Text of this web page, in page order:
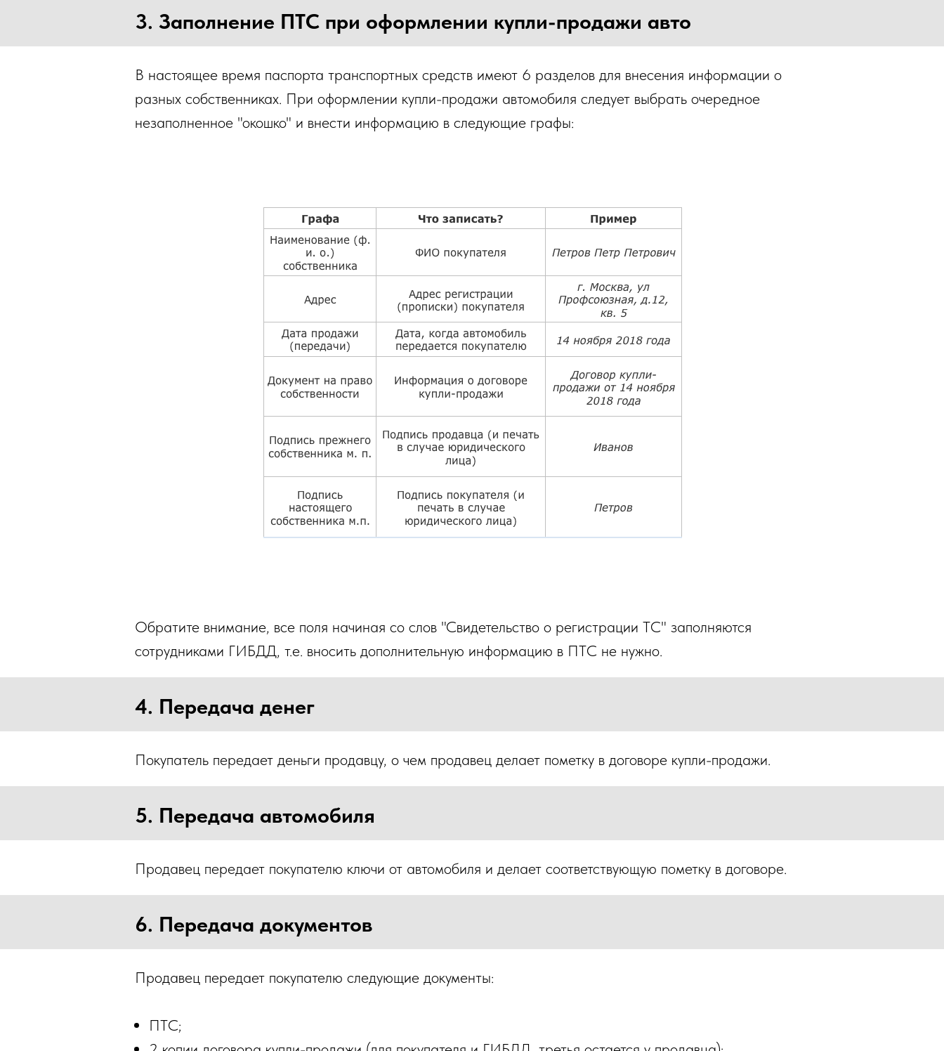
3. Заполнение ПТС при оформлении купли-продажи авто
В настоящее время паспорта транспортных средств имеют 6 разделов для внесения информации о
разных собственниках. При оформлении купли-продажи автомобиля следует выбрать очередное
незаполненное "окошко" и внести информацию в следующие графы:
Обратите внимание, все поля начиная со слов "Свидетельство о регистрации ТС" заполняются
сотрудниками ГИБДД, т.е. вносить дополнительную информацию в ПТС не нужно.
4. Передача денег
Покупатель передает деньги продавцу, о чем продавец делает пометку в договоре купли-продажи.
5. Передача автомобиля
Продавец передает покупателю ключи от автомобиля и делает соответствующую пометку в договоре.
6. Передача документов
Продавец передает покупателю следующие документы:
ПТС;